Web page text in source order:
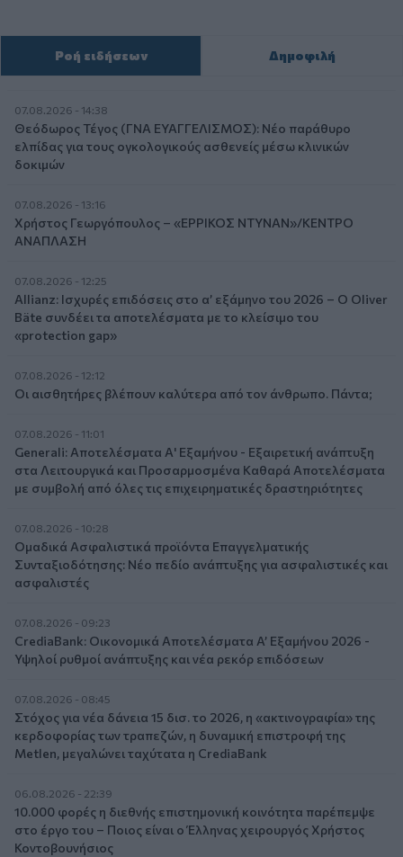
Ροή ειδήσεων Δημοφιλή
07.08.2026 - 14:38
Θεόδωρος Τέγος (ΓΝΑ ΕΥΑΓΓΕΛΙΣΜΟΣ): Νέο παράθυρο
ελπίδας για τους ογκολογικούς ασθενείς μέσω κλινικών
δοκιμών
07.08.2026 - 13:16
Χρήστος Γεωργόπουλος – «ΕΡΡΙΚΟΣ ΝΤΥΝΑΝ»/ΚΕΝΤΡΟ
ΑΝΑΠΛΑΣΗ
07.08.2026 - 12:25
Allianz: Ισχυρές επιδόσεις στο α’ εξάμηνο του 2026 – Ο Oliver
Bäte συνδέει τα αποτελέσματα με το κλείσιμο του
«protection gap»
07.08.2026 - 12:12
Οι αισθητήρες βλέπουν καλύτερα από τον άνθρωπο. Πάντα;
07.08.2026 - 11:01
Generali: Αποτελέσματα Α' Εξαμήνου - Εξαιρετική ανάπτυξη
στα Λειτουργικά και Προσαρμοσμένα Καθαρά Αποτελέσματα
με συμβολή από όλες τις επιχειρηματικές δραστηριότητες
07.08.2026 - 10:28
Ομαδικά Ασφαλιστικά προϊόντα Επαγγελματικής
Συνταξιοδότησης: Νέο πεδίο ανάπτυξης για ασφαλιστικές και
ασφαλιστές
07.08.2026 - 09:23
CrediaBank: Οικονομικά Αποτελέσματα A’ Εξαμήνου 2026 -
Υψηλοί ρυθμοί ανάπτυξης και νέα ρεκόρ επιδόσεων
07.08.2026 - 08:45
Στόχος για νέα δάνεια 15 δισ. το 2026, η «ακτινογραφία» της
κερδοφορίας των τραπεζών, η δυναμική επιστροφή της
Metlen, μεγαλώνει ταχύτατα η CrediaBank
06.08.2026 - 22:39
10.000 φορές η διεθνής επιστημονική κοινότητα παρέπεμψε
στο έργο του – Ποιος είναι ο Έλληνας χειρουργός Χρήστος
Κοντοβουνήσιος